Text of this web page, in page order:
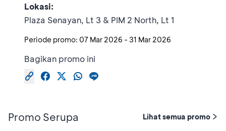
Lokasi:
Plaza Senayan, Lt 3 & PIM 2 North, Lt 1
Periode promo: 07 Mar 2026 - 31 Mar 2026
Bagikan promo ini
Promo Serupa Lihat semua promo